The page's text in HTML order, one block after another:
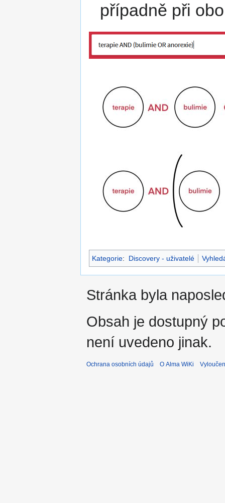
případně při
Kategorie: Discovery - uživatelé
Stránka byla
Obsah je dostupný
není uvedeno jinak.
Ochrana osobních údajů O Alma WiKi